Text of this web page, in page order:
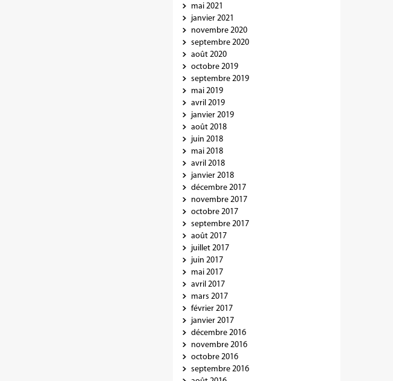
mai 2021
janvier 2021
novembre 2020
septembre 2020
août 2020
octobre 2019
septembre 2019
mai 2019
avril 2019
janvier 2019
août 2018
juin 2018
mai 2018
avril 2018
janvier 2018
décembre 2017
novembre 2017
octobre 2017
septembre 2017
août 2017
juillet 2017
juin 2017
mai 2017
avril 2017
mars 2017
février 2017
janvier 2017
décembre 2016
novembre 2016
octobre 2016
septembre 2016